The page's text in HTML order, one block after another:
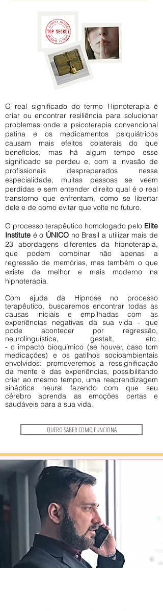
O real significado do termo Hipnoterapia é
criar ou encontrar resiliência para solucionar
problemas onde a psicoterapia convencional
patina e os medicamentos psiquiátricos
causam mais efeitos colaterais do que
benefícios, mas há algum tempo esse
significado se perdeu e, com a invasão de
profissionais despreparados nessa
especialidade, muitas pessoas se veem
perdidas e sem entender direito qual é o real
transtorno que enfrentam, como se libertar
dele e de como evitar que volte no futuro.
O processo terapêutico homologado pelo Elite
Institute é o ÚNICO no Brasil a utilizar mais de
23 abordagens diferentes da hipnoterapia,
que podem combinar não apenas a
regressão de memórias, mas também o que
existe de melhor e mais moderno na
hipnoterapia.
Com ajuda da Hipnose no processo
terapêutico, buscaremos encontrar todas as
causas iniciais e empilhadas com as
experiências negativas da sua vida - que
pode acontecer por regressão,
neurolinguística, gestalt, etc.
- o impacto bioquímico (se houver, caso tom
medicações) e os gatilhos socioambientais
envolvidos: promoveremos a ressignificação
da mente e das experiências, possibilitando
criar ao mesmo tempo, uma reaprendizagem
sináptica neural fazendo com que seu
cérebro aprenda as emoções certas e
saudáveis para a sua vida.
QUERO SABER COMO FUNCIONA